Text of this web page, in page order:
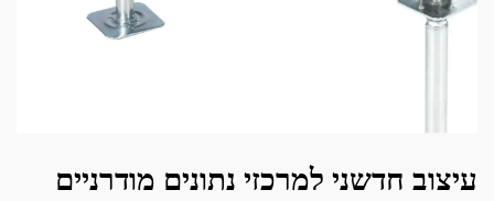
עיצוב חדשני למרכזי נתונים מודרניים